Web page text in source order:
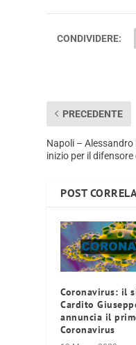
CONDIVIDERE:
PRECEDENTE
Napoli –
inizio per il difensore
POST
Coronavirus: il
Cardito
annuncia il
Coronavirus